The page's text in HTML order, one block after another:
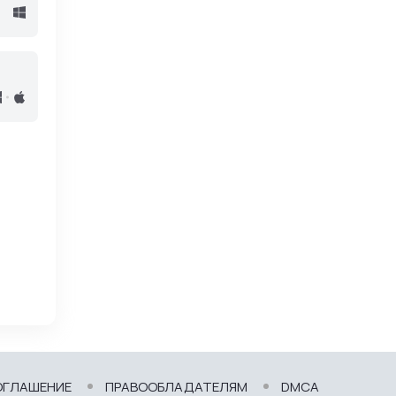
ПРАВООБЛАДАТЕЛЯМ DMCA